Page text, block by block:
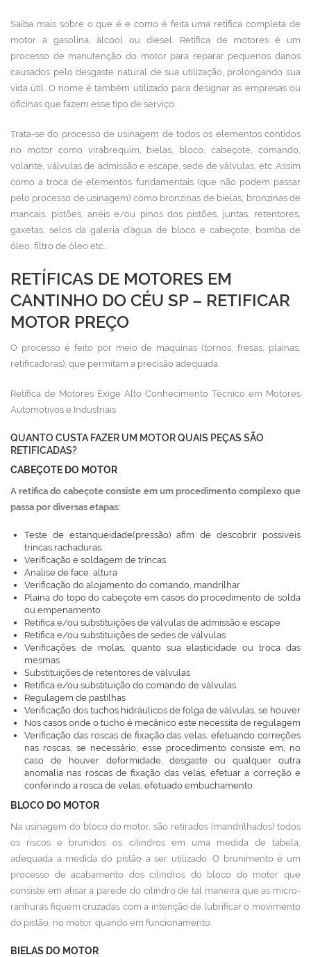
Saiba mais sobre o que é e como é feita uma retífica completa de
motor a gasolina, álcool ou diesel. Retífica de motoresé um
processo de manutenção do motor para reparar pequenos danos
causados pelo desgaste natural de sua utilização, prolongando sua
vida útil. O nome é também utilizado para designar as empresas ou
oficinas que fazem esse tipo de serviço.
Trata-se do processo de usinagem de todos os elementos contidos
no motor como virabrequim, bielas, bloco, cabeçote, comando,
volante, válvulas de admissão e escape, sede de válvulas, etc. Assim
como a troca de elementos fundamentais (que não podem passar
pelo processo de usinagem) como bronzinas de bielas, bronzinas de
mancais, pistões, anéis e/ou pinos dos pistões, juntas, retentores,
gaxetas, selos da galeria d’água de bloco e cabeçote, bomba de
óleo, filtro de óleo etc…
RETÍFICAS DE MOTORES EM
CANTINHO DO CÉU SP – RETIFICAR
MOTOR PREÇO
O processo é feito por meio de máquinas (tornos, fresas, plainas,
retificadoras), que permitam a precisão adequada.
Retífica de Motores Exige Alto Conhecimento Técnico em Motores
Automotivos e Industriais
QUANTO CUSTA FAZER UM MOTOR QUAIS PEÇAS SÃO
RETIFICADAS?
CABEÇOTE DO MOTOR
A retífica do cabeçote consiste em um procedimento complexo que
passa por diversas etapas:
Teste de estanqueidade(pressão) afim de descobrir possíveis
trincas,rachaduras.
Verificação e soldagem de trincas
Analise de face, altura
Verificação do alojamento do comando, mandrilhar
Plaina do topo do cabeçote em casos do procedimento de solda
ou empenamento
Retifica e/ou substituições de válvulas de admissão e escape
Retifica e/ou substituições de sedes de válvulas
Verificações de molas, quanto sua elasticidade ou troca das
mesmas
Substituições de retentores de válvulas
Retifica e/ou substituição do comando de válvulas
Regulagem de pastilhas
Verificação dos tuchos hidráulicos de folga de válvulas, se houver
Nos casos onde o tucho é mecânico este necessita de regulagem
Verificação das roscas de fixação das velas, efetuando correções
nas roscas, se necessário; esse procedimento consiste em, no
caso de houver deformidade, desgaste ou qualquer outra
anomalia nas roscas de fixação das velas, efetuar a correção e
conferindo a rosca de velas, efetuado embuchamento.
BLOCO DO MOTOR
Na usinagem do bloco do motor, são retirados (mandrilhados) todos
os riscos e brunidos os cilindros em uma medida de tabela,
adequada a medida do pistão a ser utilizado. O brunimento é um
processo de acabamento dos cilindros do bloco do motor que
consiste em alisar a parede do cilindro de tal maneira que as micro-
ranhuras fiquem cruzadas com a intenção de lubrificar o movimento
do pistão, no motor, quando em funcionamento.
BIELAS DO MOTOR